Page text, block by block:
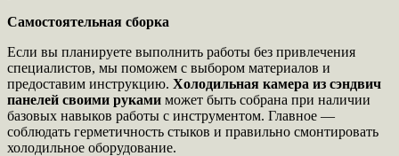
Самостоятельная сборка
Если вы планируете выполнить работы без привлечения
специалистов, мы поможем с выбором материалов и
предоставим инструкцию. Холодильная камера из сэндвич
панелей своими руками может быть собрана при наличии
базовых навыков работы с инструментом. Главное —
соблюдать герметичность стыков и правильно смонтировать
холодильное оборудование.